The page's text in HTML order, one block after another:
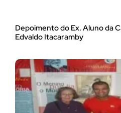
Depoimento do Ex. Aluno da
Edvaldo Itacaramby